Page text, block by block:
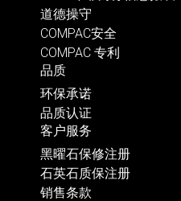
道德操守
COMPAC安全
COMPAC 专利
品质
环保承诺
品质认证
客户服务
黑曜石保修注册
石英石质保注册
销售条款